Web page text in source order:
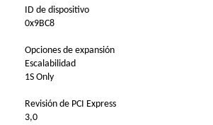
ID de dispositivo
0x9BC8
Opciones de expansión
Escalabilidad
1S Only
Revisión de PCI Express
3,0